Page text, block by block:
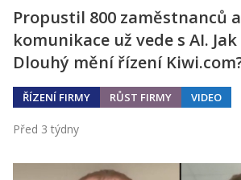
Propustil 800 zaměstnanců
komunikace už vede s AI.
Dlouhý mění řízení
ŘÍZENÍ FIRMY RŮST FIRMY VIDEO
Před 3 týdny